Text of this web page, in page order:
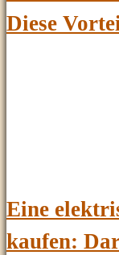
Diese
Eine
kaufen: